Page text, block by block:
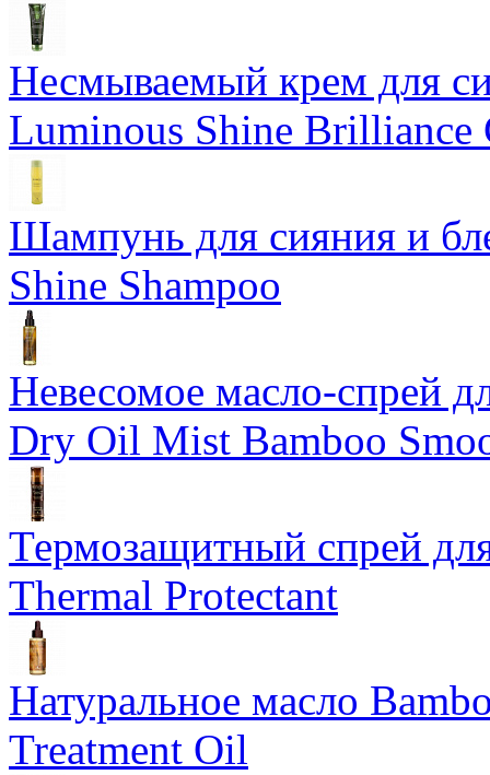
Несмываемый крем для
Luminous Shine Brilliance
Шампунь для сияния и
Shine Shampoo
Невесомое масло-спрей
Dry Oil Mist Bamboo
Термозащитный спрей
Thermal Protectant
Натуральное масло
Treatment Oil